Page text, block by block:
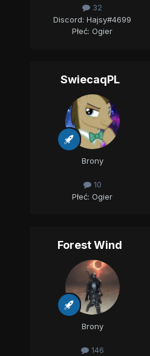
32
Discord: Hajsy#4699
Płeć: Ogier
SwiecaqPL
Brony
10
Płeć: Ogier
Forest Wind
Brony
146